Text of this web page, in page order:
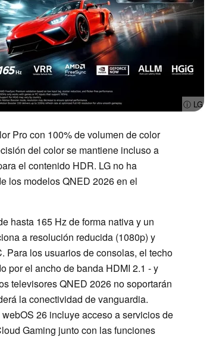
ⓘ LG
Pro con 100% de volumen de color
del color se mantiene incluso a
el contenido HDR. LG no ha
los modelos QNED 2026 en el
hasta 165 Hz de forma nativa y un
a resolución reducida (1080p) y
Para los usuarios de consolas, el techo
por el ancho de banda HDMI 2.1 - y
televisores QNED 2026 no soportarán
la conectividad de vanguardia.
26 incluye acceso a servicios de
Gaming junto con las funciones